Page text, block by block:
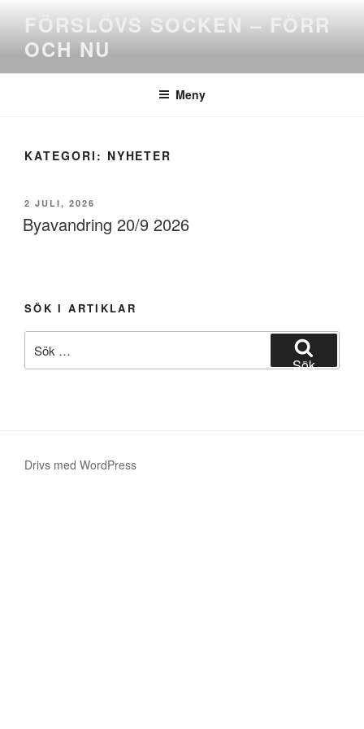
innehåll
FÖRSLÖVS SOCKEN – FÖRR
OCH NU
Meny
KATEGORI: NYHETER
PUBLICERAT
2 JULI, 2026
Byavandring 20/9 2026
SÖK I ARTIKLAR
efter:
Sök
Drivs med WordPress